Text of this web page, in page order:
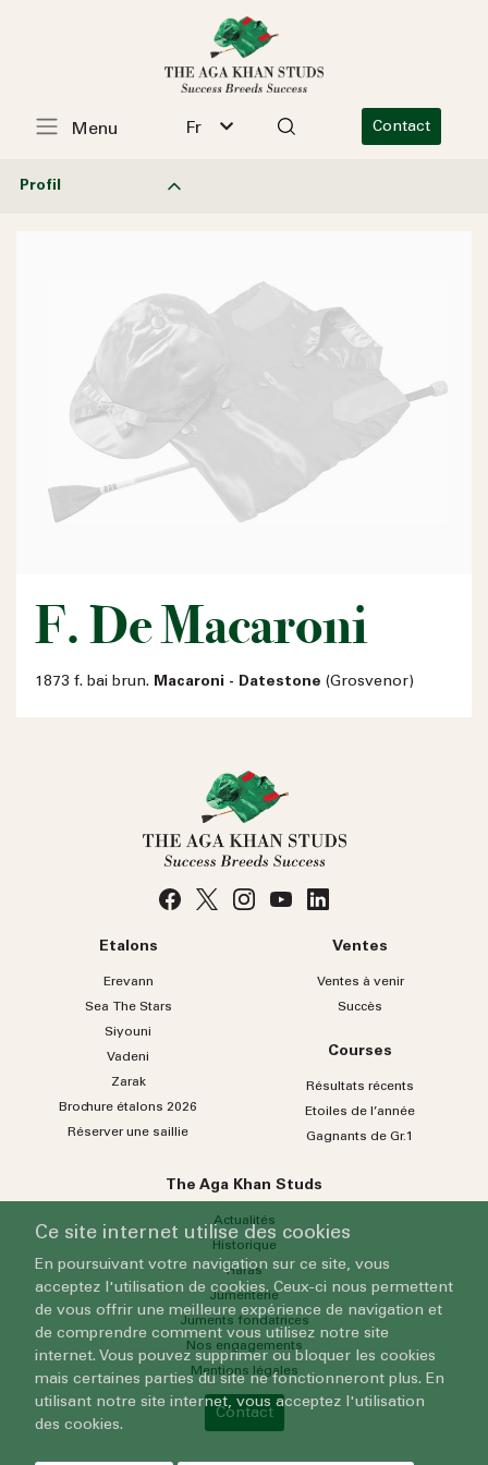
Fr Contact
Menu
Profil
F. De Macaroni
1873 f. bai brun. Macaroni - Datestone (Grosvenor)
Etalons
Erevann
Sea TheStars
Siyouni
Vadeni
Zarak
Brochure étalons 2026
Réserver une saillie
Ventes
Ventes à venir
Succès
Courses
Résultats récents
Etoiles de l’année
Gagnants de Gr.1
The Aga Khan Studs
Actualités
Historique
Haras
Jumenterie
Juments fondatrices
Nos engagements
Mentions légales
Contact
Ce site internet utilise des cookies
En poursuivant votre navigation sur ce site, vous
acceptez l'utilisation de cookies. Ceux-ci nous permettent
de vous offrir une meilleure expérience de navigation et
de comprendre comment vous utilisez notre site
internet. Vous pouvez supprimer ou bloquer les cookies
mais certaines parties du site ne fonctionneront plus. En
utilisant notre site internet, vous acceptez l'utilisation
des cookies.